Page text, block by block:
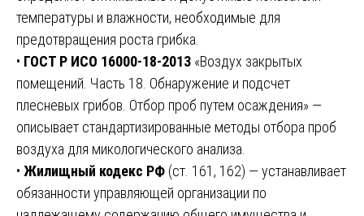
температуры и влажности, необходимые для
предотвращения роста грибка.
• ГОСТ Р ИСО 16000-18-2013 «Воздух закрытых
помещений. Часть 18. Обнаружение и подсчет
плесневых грибов. Отбор проб путем осаждения» —
описывает стандартизированные методы отбора проб
воздуха для микологического анализа.
• Жилищный кодекс РФ (ст. 161, 162) — устанавливает
обязанности управляющей организации по